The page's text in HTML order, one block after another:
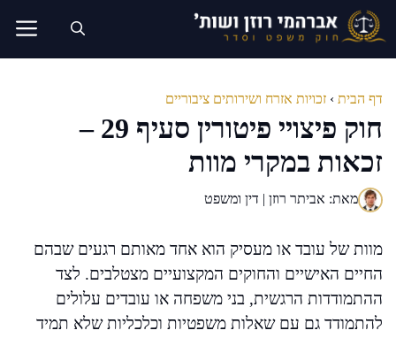
לדלג
לתוכן
דף הבית › זכויות אזרח ושירותים ציבוריים
חוק פיצויי פיטורין סעיף 29 –
זכאות במקרי מוות
מאת: אביתר רוזן | דין ומשפט
מוות של עובד או מעסיק הוא אחד מאותם רגעים שבהם
החיים האישיים והחוקים המקצועיים מצטלבים. לצד
ההתמודדות הרגשית, בני משפחה או עובדים עלולים
להתמודד גם עם שאלות משפטיות וכלכליות שלא תמיד